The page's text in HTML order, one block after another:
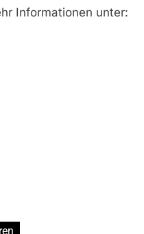
Informationen unter: